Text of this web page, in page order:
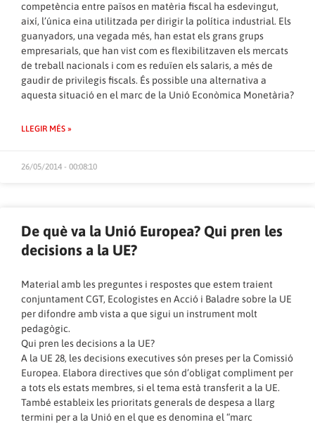
competència entre països en matèria fiscal ha esdevingut,
així, l’única eina utilitzada per dirigir la política industrial. Els
guanyadors, una vegada més, han estat els grans grups
empresarials, que han vist com es flexibilitzaven els mercats
de treball nacionals i com es reduïen els salaris, a més de
gaudir de privilegis fiscals. És possible una alternativa a
aquesta situació en el marc de la Unió Econòmica Monetària?
LLEGIR MÉS »
26/05/2014 - 00:08:10
De què va la Unió Europea? Qui pren les
decisions a la UE?
Material amb les preguntes i respostes que estem traient
conjuntament CGT, Ecologistes en Acció i Baladre sobre la UE
per difondre amb vista a que sigui un instrument molt
pedagògic.
Qui pren les decisions a la UE?
A la UE 28, les decisions executives són preses per la Comissió
Europea. Elabora directives que són d’obligat compliment per
a tots els estats membres, si el tema està transferit a la UE.
També estableix les prioritats generals de despesa a llarg
termini per a la Unió en el que es denomina el “marc